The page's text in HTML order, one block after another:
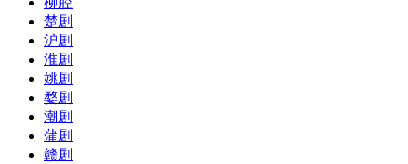
楚剧
沪剧
淮剧
姚剧
婺剧
潮剧
蒲剧
赣剧